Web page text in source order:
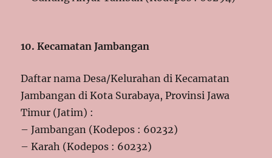
10. Kecamatan Jambangan
Daftar nama Desa/Kelurahan di Kecamatan
Jambangan di Kota Surabaya, Provinsi Jawa
Timur (Jatim) :
– Jambangan (Kodepos : 60232)
– Karah (Kodepos : 60232)